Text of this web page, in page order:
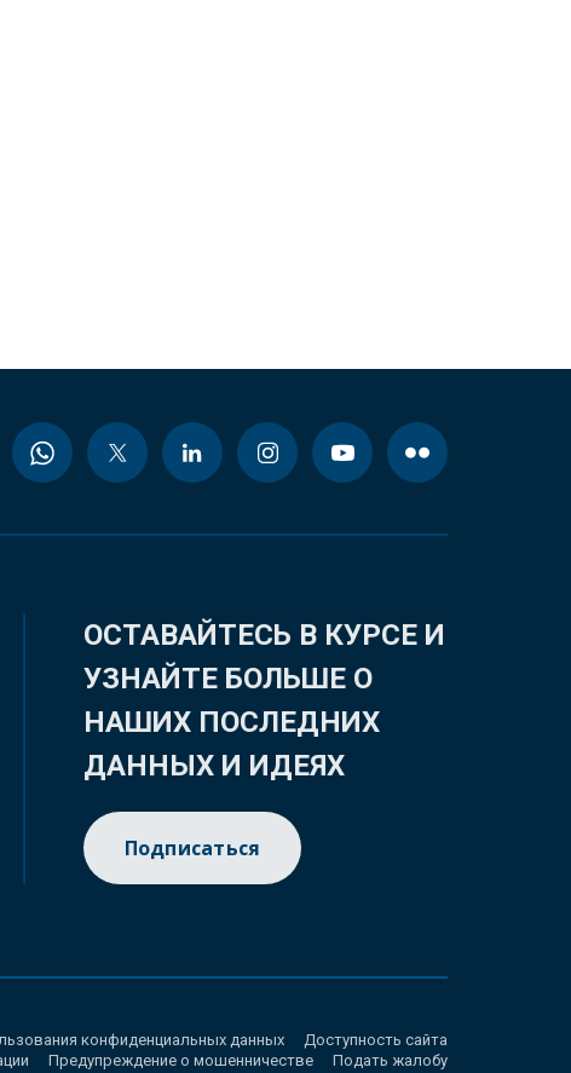
ОСТАВАЙТЕСЬ В КУРСЕ И
УЗНАЙТЕ БОЛЬШЕ О
НАШИХ ПОСЛЕДНИХ
ДАННЫХ И ИДЕЯХ
Подписаться
конфиденциальных данных
Доступность сайта
Предупреждение о мошенничестве Подать жалобу